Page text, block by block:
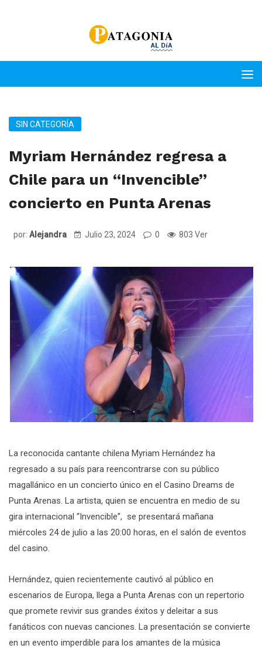
SIN CATEGORÍA
Myriam Hernández regresa a
Chile para un “Invencible”
concierto en Punta Arenas
por: Alejandra Julio 23, 2024 0 803 Ver
La reconocida cantante chilena Myriam Hernández ha
regresado a su país para reencontrarse con su público
magallánico en un concierto único en el Casino Dreams de
Punta Arenas. La artista, quien se encuentra en medio de su
gira internacional “Invencible”, se presentará mañana
miércoles 24 de julio a las 20:00 horas, en el salón de eventos
del casino.
Hernández, quien recientemente cautivó al público en
escenarios de Europa, llega a Punta Arenas con un repertorio
que promete revivir sus grandes éxitos y deleitar a sus
fanáticos con nuevas canciones. La presentación se convierte
en un evento imperdible para los amantes de la música